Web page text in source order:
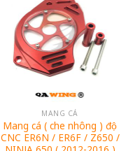
MANG CÁ
Mang cá ( che nhông ) độ
CNC ER6N / ER6F / Z650 /